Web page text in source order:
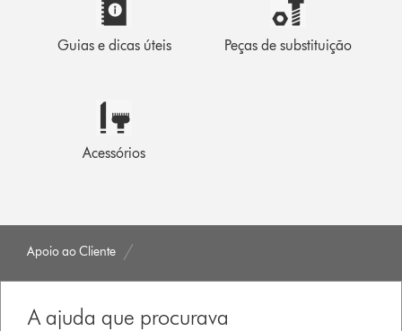
Guias e dicas úteis Peças de substituição
Acessórios
Apoio ao Cliente
A ajuda que procurava